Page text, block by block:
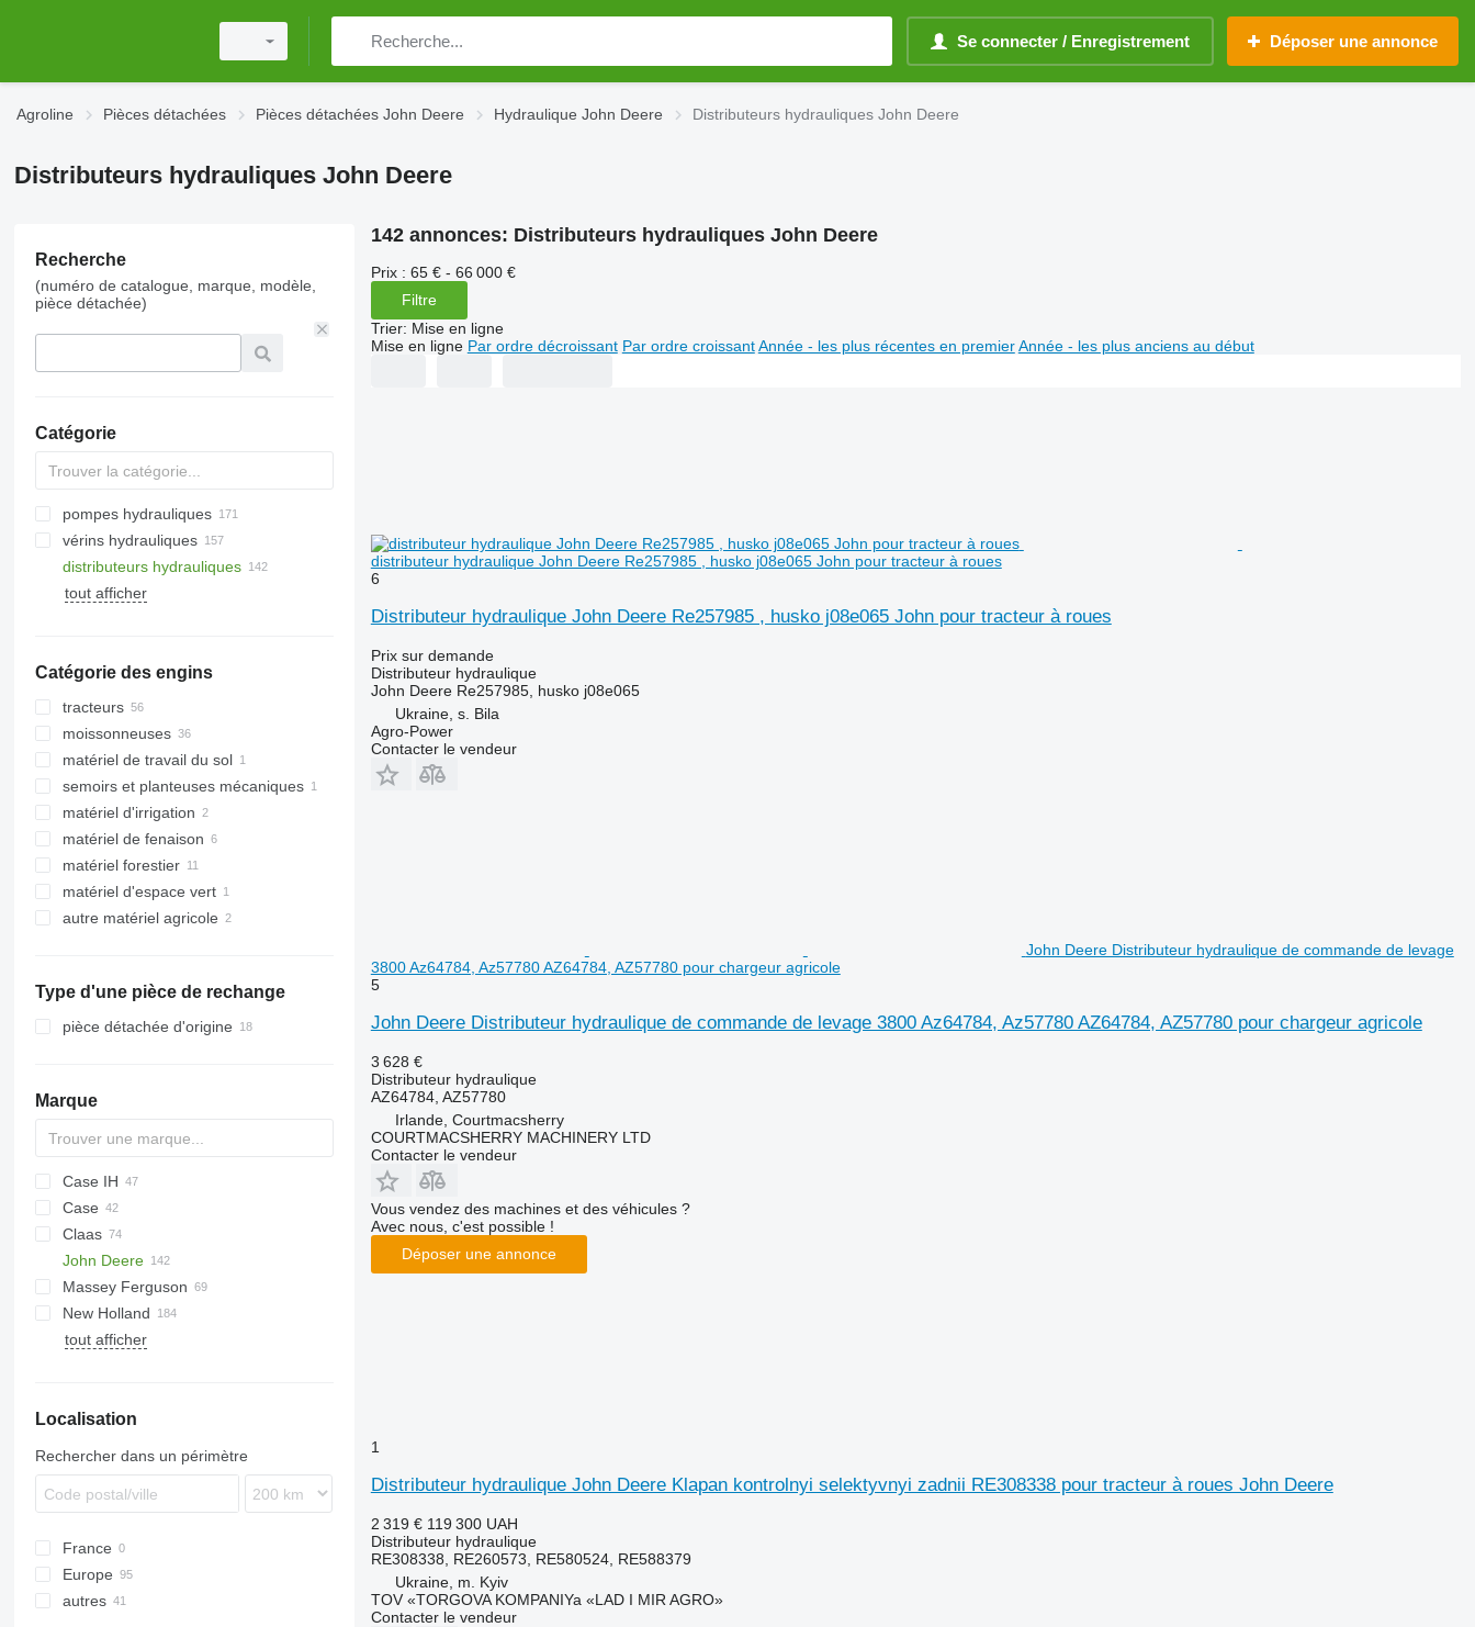
Se connecter / Enregistrement Déposer une annonce
Agroline Pièces détachées Pièces détachées John Deere Hydraulique John Deere Distributeurs hydrauliques John Deere
Distributeurs hydrauliques John Deere
Recherche
(numéro de catalogue, marque, modèle,
pièce détachée)
Catégorie
pompes hydrauliques
vérins hydrauliques
distributeurs hydrauliques
tout afficher
Catégorie des engins
tracteurs
tracteurs à chenilles
tracteurs à roues
moissonneuses
moissonneuses-batteuses
ensileuses
matériel de travail du sol
semoirs et planteuses mécaniques
matériel d'irrigation
matériel de fenaison
chargeurs agricoles
matériel forestier
porteurs forestiers
abatteuses
matériel d'espace vert
tracteurs tondeuses
autre matériel agricole
Type d'une pièce de rechange
pièce détachée d'origine
Marque
V-MIX
Case IH
2388
8010
9120
CVX
MX
MXM
Maxxum
Puma
Steiger
Case
330
928
966
TH
Claas
Ares
Arion
Axion
Commandor
Jaguar
Mega
Mercator
Variant
Vario
D-series
D-series
F-series
Vario
2000
3000
3600
4000
6640
E-series
F-series
4900
3CX
4CX
531
Fastrac
John Deere
6M
6R
1210
2054
6115
6120
6120 R
6130 R
6145
6145 R
6300
6330
Big M
Big X
M-series
3650
MRT
Massey Ferguson
38
40
6260
7274
7278
MC
New Holland
CR
G-series
LM
T-series
TG
TM
TN
Bear
Fox
Dorado
1270
860
NLX 1024
tout afficher
Localisation
Rechercher dans un périmètre
France
Europe
Danemark
autres
142 annonces: Distributeurs hydrauliques John Deere
Prix : 65 € - 66 000 €
Filtre
Trier: Mise en ligne
Mise en ligne Par ordre décroissant Par ordre croissant Année - les plus récentes en premier Année - les plus anciens au début
distributeur hydraulique John Deere Re257985 , husko j08e065 John pour tracteur à roues
6
Distributeur hydraulique John Deere Re257985 , husko j08e065 John pour tracteur à roues
Prix sur demande
Distributeur hydraulique
John Deere Re257985, husko j08e065
Ukraine, s. Bila
Agro-Power
Contacter le vendeur
John Deere Distributeur hydraulique de commande de levage
3800 Az64784, Az57780 AZ64784, AZ57780 pour chargeur agricole
5
John Deere Distributeur hydraulique de commande de levage 3800 Az64784, Az57780 AZ64784, AZ57780 pour chargeur agricole
3 628 €
Distributeur hydraulique
AZ64784, AZ57780
Irlande, Courtmacsherry
COURTMACSHERRY MACHINERY LTD
Contacter le vendeur
Vous vendez des machines et des véhicules ?
Avec nous, c'est possible !
Déposer une annonce
1
Distributeur hydraulique John Deere Klapan kontrolnyi selektyvnyi zadnii RE308338 pour tracteur à roues John Deere
2 319 € 119 300 UAH
Distributeur hydraulique
RE308338, RE260573, RE580524, RE588379
Ukraine, m. Kyiv
TOV «TORGOVA KOMPANIYa «LAD I MIR AGRO»
Contacter le vendeur